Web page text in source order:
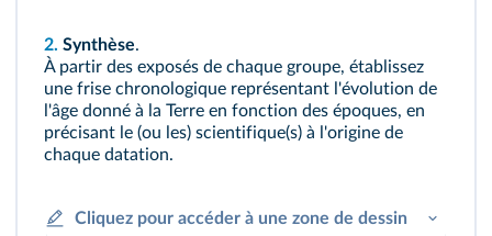
2. Synthèse.
À partir des exposés de chaque groupe, établissez
une frise chronologique représentant l'évolution de
l'âge donné à la Terre en fonction des époques, en
précisant le (ou les) scientifique(s) à l'origine de
chaque datation.
Cliquez pour accéder à une zone de dessin